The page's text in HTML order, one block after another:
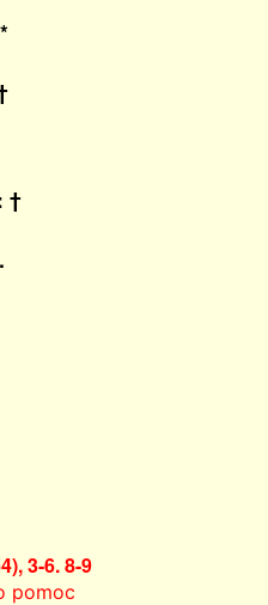
†
3-6. 8-9
pomoc